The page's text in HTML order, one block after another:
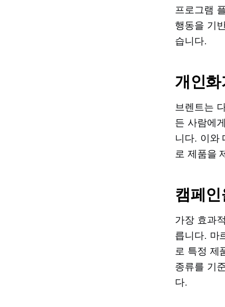
프로그램
행동을 기
습니다.
개인
브렌트는
든 사람에
니다. 이와
로 제품을
캠페
가장 효과
릅니다. 마
로 특정 제
종류를 기
다.